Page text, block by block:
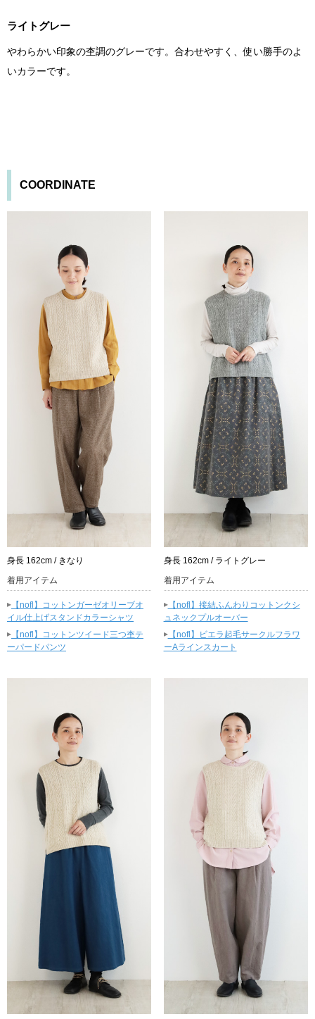
ライトグレー
やわらかい印象の杢調のグレーです。合わせやすく、使い勝手のよ
いカラーです。
COORDINATE
身長 162cm / きなり
着用アイテム
▸ 【nofl】コットンガーゼオリーブオ
イル仕上げスタンドカラーシャツ
▸ 【nofl】コットンツイード三つ杢テ
ーパードパンツ
身長 162cm / ライトグレー
着用アイテム
▸【nofl】接結ふんわりコットンクシ
ュネックプルオーバー
▸【nofl】ビエラ起毛サークルフラワ
ーAラインスカート